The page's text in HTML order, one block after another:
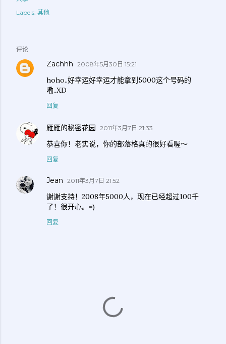
Labels: 其他
评论
Zachhh 2008年5月30日 15:21
hoho..好幸运好幸运才能拿到5000这个号码的
嘞..XD
回复
雁雁的秘密花园 2011年3月7日 21:33
恭喜你！老实说，你的部落格真的很好看喔～
回复
Jean 2011年3月7日 21:52
谢谢支持！2008年5000人，现在已经超过100千
了！很开心。=)
回复